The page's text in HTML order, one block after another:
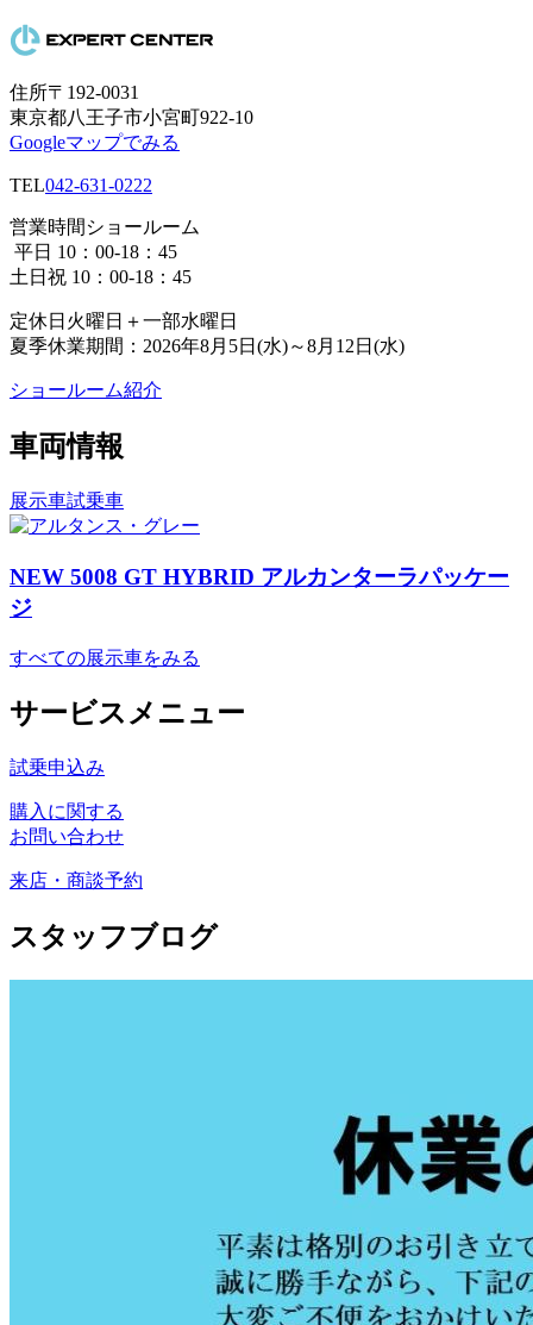
住所〒192-0031
東京都八王子市小宮町922-10
Googleマップでみる
TEL042-631-0222
営業時間 ショールーム
平日 10：00-18：45
土日祝 10：00-18：45
定休日 火曜日＋一部水曜日
夏季休業期間：2026年8月5日(水)～8月12日(水)
ショールーム紹介
車両情報
展示車試乗車
NEW 5008 GT HYBRID アルカンターラパッケー
ジ
すべての展示車をみる
サービスメニュー
試乗申込み
購入に関する
お問い合わせ
来店・商談予約
スタッフブログ